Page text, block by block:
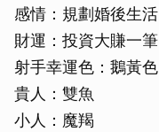
感情：規劃婚後生活
財運：投資大賺一筆
射手幸運色：鵝黃色
貴人：雙魚
小人：魔羯